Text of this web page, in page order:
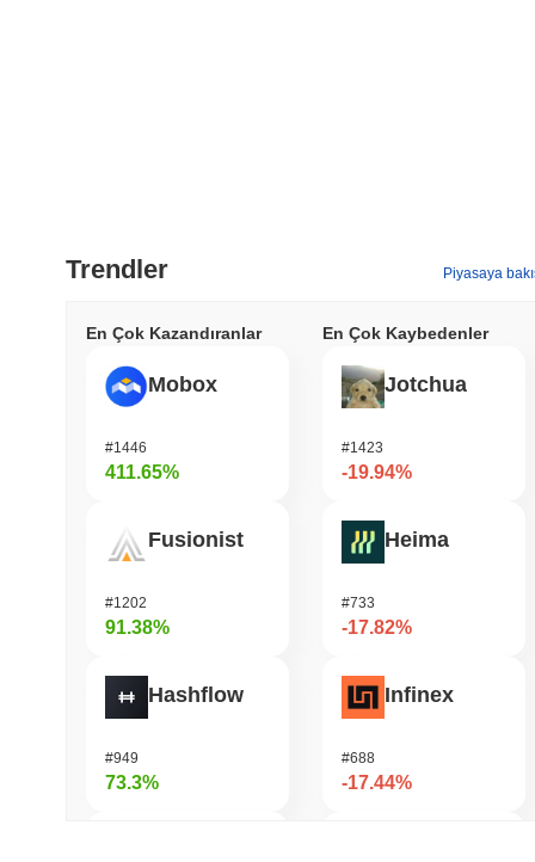
Trendler Piyasaya
En Çok Kazandıranlar
Mobox
#1446
411.65%
Fusionist
#1202
91.38%
Hashflow
#949
73.3%
En Çok Kaybedenler
Jotchua
#1423
-19.94%
Heima
#733
-17.82%
Infinex
#688
-17.44%